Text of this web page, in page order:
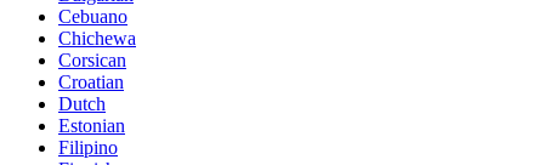
Cebuano
Chichewa
Corsican
Croatian
Dutch
Estonian
Filipino